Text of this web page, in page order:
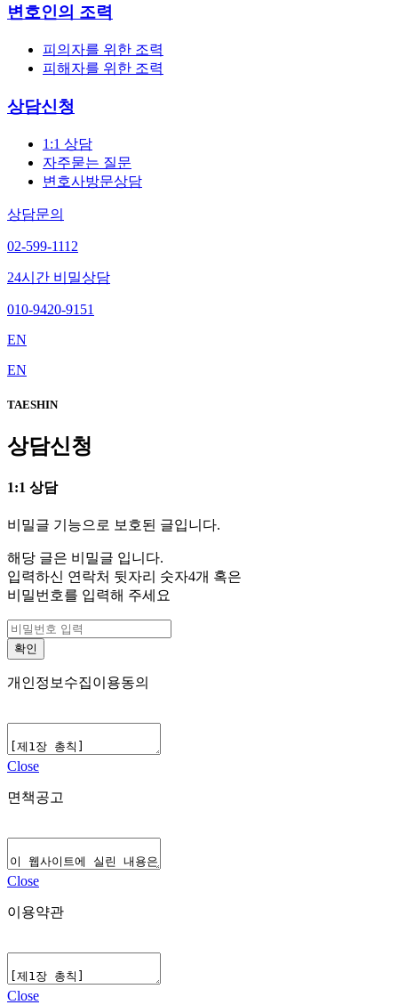
변호인의 조력
피의자를 위한 조력
피해자를 위한 조력
상담신청
1:1 상담
자주묻는 질문
변호사방문상담
상담문의
02-599-1112
24시간 비밀상담
010-9420-9151
EN
EN
TAESHIN
상담신청
1:1 상담
비밀글 기능으로 보호된 글입니다.
해당 글은 비밀글 입니다.
입력하신 연락처 뒷자리 숫자4개 혹은
비밀번호를 입력해 주세요
개인정보수집이용동의
Close
면책공고
Close
이용약관
Close